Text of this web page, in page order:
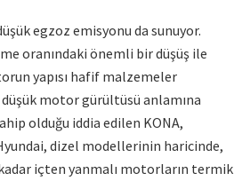
egzoz emisyonu da sunuyor.
oranındaki önemli bir düşüş ile
yapısı hafif malzemeler
motor gürültüsü anlamına
olduğu iddia edilen KONA,
dizel modellerinin haricinde,
içten yanmalı motorların termik